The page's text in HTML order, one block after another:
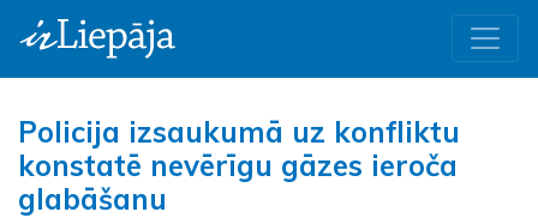
Policija izsaukumā uz konfliktu
konstatē nevērīgu gāzes ieroča
glabāšanu